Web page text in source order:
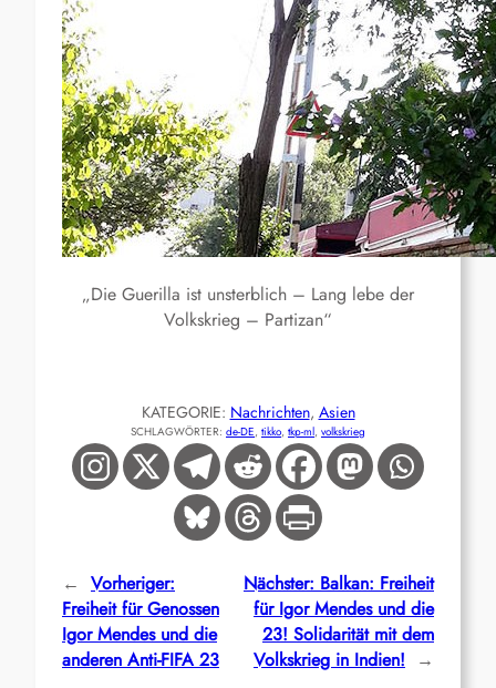
„Die Guerilla ist unsterblich – Lang lebe der
Volkskrieg – Partizan“
KATEGORIE: Nachrichten, Asien
SCHLAGWÖRTER: de-DE, tikko, tkp-ml, volkskrieg
← Vorheriger:
Freiheit für Genossen
Igor Mendes und die
anderen Anti-FIFA 23
Nächster: Balkan: Freiheit
für Igor Mendes und die
23! Solidarität mit dem
Volkskrieg in Indien!
→